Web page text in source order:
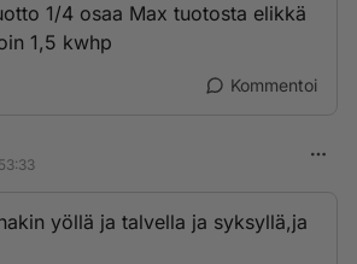
1/4 osaa Max tuotosta elikkä
1,5 kwhp
Kommentoi
yöllä ja talvella ja syksyllä,ja